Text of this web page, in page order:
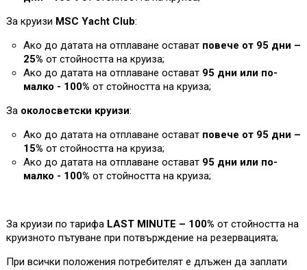
За круизи MSC Yacht Club:
Ако до датата на отплаване остават повече от 95 дни –
25% от стойността на круиза;
Ако до датата на отплаване остават 95 дни или по-
малко - 100% от стойността на круиза;
За околосветски круизи:
Ако до датата на отплаване остават повече от 95 дни –
1 5% от стойността на круиза;
Ако до датата на отплаване остават 95 дни или по-
малко - 100% от стойността на круиза;
За круизи по тарифа LAST MINUTE – 100% от стойността на
круизното пътуване при потвърждение на резервацията;
При всички положения потребителят е длъжен да заплати